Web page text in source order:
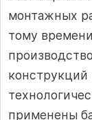
монтажных
тому
конструкций
применены